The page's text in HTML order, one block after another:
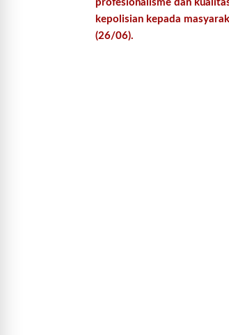
profesionalisme dan
kepolisian kepada
(26/06).